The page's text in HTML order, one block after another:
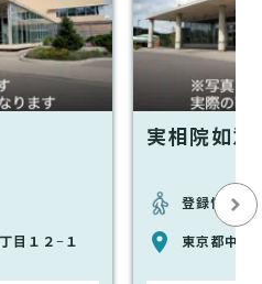
目１２−１
実相院如意
登録情報な
東京都中野